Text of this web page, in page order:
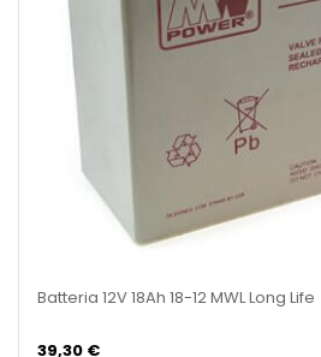
Batteria 12V 18Ah 18-12 MWL Long Life
39,30 €